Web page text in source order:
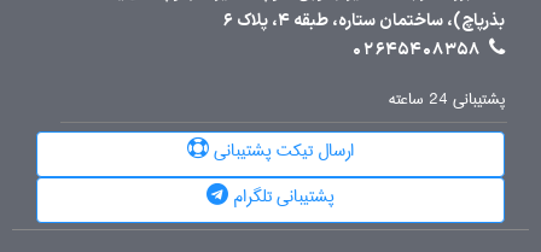
بذرپاچ)، ساختمان ستاره، طبقه 4، پلاک 6
02645408358
پشتیبانی 24 ساعته
ارسال تیکت پشتیبانی
پشتیبانی تلگرام